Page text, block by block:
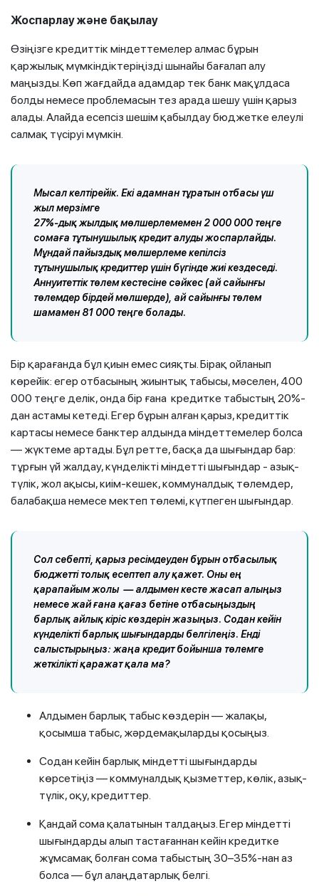
Жоспарлау және бақылау
Өзіңізге кредиттік міндеттемелер алмас бұрын
қаржылық мүмкіндіктеріңізді шынайы бағалап алу
маңызды. Көп жағдайда адамдар тек банк мақұлдаса
болды немесе проблемасын тез арада шешу үшін қарыз
алады. Алайда есепсіз шешім қабылдау бюджетке елеулі
салмақ түсіруі мүмкін.
Мысал келтірейік. Екі адамнан тұратын отбасы үш
жыл мерзімге
27%-дық жылдық мөлшерлемемен 2 000 000 теңге
сомаға тұтынушылық кредит алуды жоспарлайды.
Мұндай пайыздық мөлшерлеме кепілсіз
тұтынушылық кредиттер үшін бүгінде жиі кездеседі.
Аннуитеттік төлем кестесіне сәйкес (ай сайынғы
төлемдер бірдей мөлшерде), ай сайынғы төлем
шамамен 81 000 теңге болады.
Бір қарағанда бұл қиын емес сияқты. Бірақ ойланып
көрейік: егер отбасының жиынтық табысы, мәселен, 400
000 теңге делік, онда бір ғана кредитке табыстың 20%-
дан астамы кетеді. Егер бұрын алған қарыз, кредиттік
картасы немесе банктер алдында міндеттемелер болса
— жүктеме артады. Бұл ретте, басқа да шығындар бар:
тұрғын үй жалдау, күнделікті міндетті шығындар - азық-
түлік, жол ақысы, киім-кешек, коммуналдық төлемдер,
балабақша немесе мектеп төлемі, күтпеген шығындар.
Сол себепті, қарыз ресімдеуден бұрын отбасылық
бюджетті толық есептеп алу қажет. Оны ең
қарапайым жолы — алдымен кесте жасап алыңыз
немесе жай ғана қағаз бетіне отбасыңыздың
барлық айлық кіріс көздерін жазыңыз. Содан кейін
күнделікті барлық шығындарды белгілеңіз. Енді
салыстырыңыз: жаңа кредит бойынша төлемге
жеткілікті қаражат қала ма?
Алдымен барлық табыс көздерін — жалақы,
қосымша табыс, жәрдемақыларды қосыңыз.
Содан кейін барлық міндетті шығындарды
көрсетіңіз — коммуналдық қызметтер, көлік, азық-
түлік, оқу, кредиттер.
Қандай сома қалатынын талдаңыз. Егер міндетті
шығындарды алып тастағаннан кейін кредитке
жұмсамақ болған сома табыстың 30–35%-нан аз
болса — бұл алаңдатарлық белгі.